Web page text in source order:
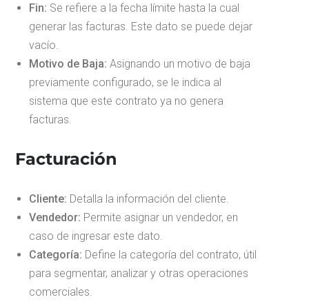
Fin: Se refiere a la fecha límite hasta la cual
generar las facturas. Este dato se puede dejar
vacío.
Motivo de Baja: Asignando un motivo de baja
previamente configurado, se le indica al
sistema que este contrato ya no genera
facturas.
Facturación
Cliente: Detalla la información del cliente.
Vendedor: Permite asignar un vendedor, en
caso de ingresar este dato.
Categoría: Define la categoría del contrato, útil
para segmentar, analizar y otras operaciones
comerciales.